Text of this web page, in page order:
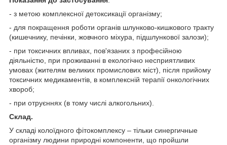
- з метою комплексної детоксикації організму;
- для покращення роботи органів шлунково-кишкового тракту
(кишечнику, печінки, жовчного міхура, підшлункової залози);
- при токсичних впливах, пов'язаних з професійною
діяльністю, при проживанні в екологічно несприятливих
умовах (жителям великих промислових міст), після прийому
токсичних медикаментів, в комплексній терапії онкологічних
хвороб;
- при отруєннях (в тому числі алкогольних).
Склад.
У складі колоїдного фітокомплексу – тільки синергичные
організму людини природні компоненти, що пройшли